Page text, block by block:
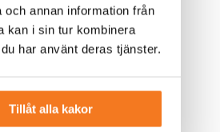
annan information från
kan i sin tur kombinera
har använt deras tjänster.
Tillåt alla kakor
krigets
i